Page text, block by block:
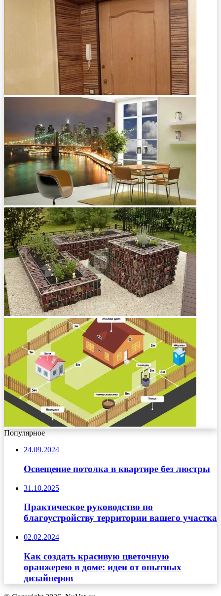
Популярное
24.09.2024
Освещение потолка в квартире без люстры
31.10.2025
Практическое руководство по
благоустройству территории вашего участка
02.02.2024
Как создать красивую цветочную
оранжерею в доме: идеи от опытных
дизайнеров